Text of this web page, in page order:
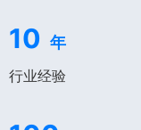
10 年
行业经验